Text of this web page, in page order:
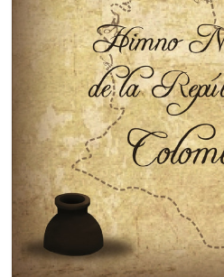
periodismo
Politécnico
Grancolombiano